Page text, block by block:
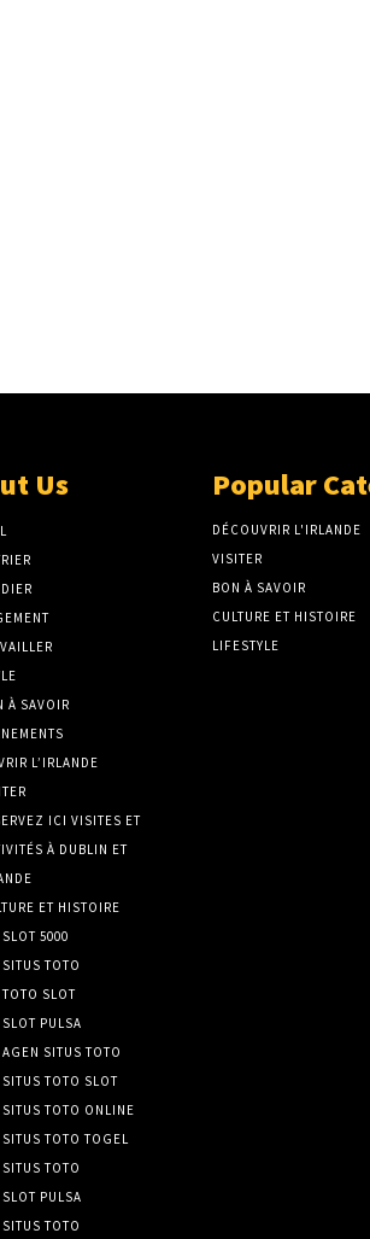
Us
À SAVOIR
L’IRLANDE
ICI VISITES ET
À DUBLIN ET
ET HISTOIRE
SLOT 5000
SITUS TOTO
TOTO SLOT
SLOT PULSA
AGEN SITUS TOTO
SITUS TOTO SLOT
SITUS TOTO ONLINE
SITUS TOTO TOGEL
SITUS TOTO
SLOT PULSA
SITUS TOTO
Popular
DÉCOUVRIR L'IRLANDE
VISITER
BON À SAVOIR
CULTURE ET HISTOIRE
LIFESTYLE